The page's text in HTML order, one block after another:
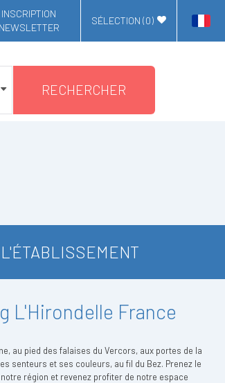
INSCRIPTION
NEWSLETTER
SÉLECTION (0)
RECHERCHER
L'ÉTABLISSEMENT
L'Hirondelle France
au pied des falaises du Vercors, aux portes de la
senteurs et ses couleurs, au fil du Bez. Prenez le
région et revenez profiter de notre espace